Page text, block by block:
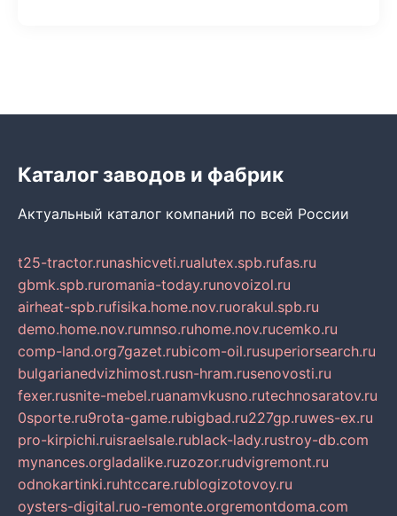
Каталог заводов и фабрик
Актуальный каталог компаний по всей России
t25-tractor.runashicveti.rualutex.spb.rufas.ru
gbmk.spb.ruromania-today.runovoizol.ru
airheat-spb.rufisika.home.nov.ruorakul.spb.ru
demo.home.nov.rumnso.ruhome.nov.rucemko.ru
comp-land.org7gazet.rubicom-oil.rusuperiorsearch.ru
bulgarianedvizhimost.rusn-hram.rusenovosti.ru
fexer.rusnite-mebel.ruanamvkusno.rutechnosaratov.ru
0sporte.ru9rota-game.rubigbad.ru227gp.ruwes-ex.ru
pro-kirpichi.ruisraelsale.rublack-lady.rustroy-db.com
mynances.orgladalike.ruzozor.rudvigremont.ru
odnokartinki.ruhtccare.rublogizotovoy.ru
oysters-digital.ruo-remonte.orgremontdoma.com